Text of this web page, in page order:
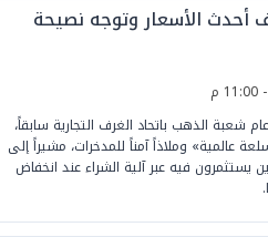
الأسعار وتوجه نصيحة
شعبة الذهب باتحاد الغرف التجارية سابقاً،
وملاذاً آمناً للمدخرات، مشيراً إلى
يستثمرون فيه عبر آلية الشراء عند انخفاض